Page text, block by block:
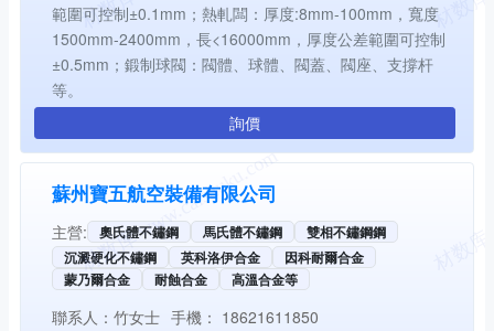
範圍可控制±0.1mm；熱軋闆：厚度:8mm-100mm，寬度
1500mm-2400mm，長<16000mm，厚度公差範圍可控制
±0.5mm；鍛制球閥：閥體、球體、閥蓋、閥座、支撐杆
等。
詢價
蘇州寶五航空裝備有限公司
主營: 奧氏體不鏽鋼 馬氏體不鏽鋼
雙相不鏽鋼鋼
沉澱硬化不鏽鋼
英科洛伊合金
因科耐爾合金
蒙乃爾合金
耐蝕合金 高溫合金等
聯系人： 竹女士 手機： 18621611850